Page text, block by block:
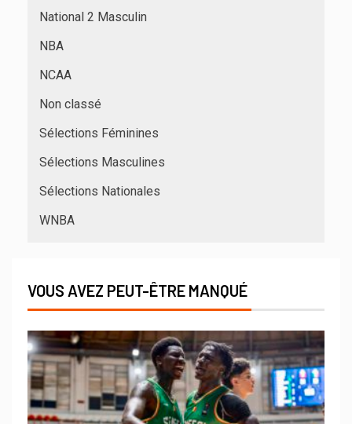
National 2 Masculin
NBA
NCAA
Non classé
Sélections Féminines
Sélections Masculines
Sélections Nationales
WNBA
VOUS AVEZ PEUT-ÊTRE MANQUÉ